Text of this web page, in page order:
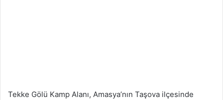
Tekke Gölü Kamp Alanı, Amasya’nın Taşova ilçesinde